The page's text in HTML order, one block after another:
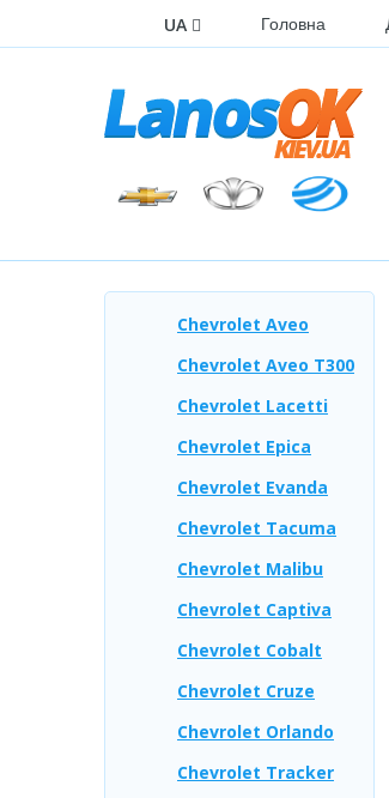
UA Головна
Chevrolet Aveo
Chevrolet Aveo T300
Chevrolet Lacetti
Chevrolet Epica
Chevrolet Evanda
Chevrolet Tacuma
Chevrolet Malibu
Chevrolet Captiva
Chevrolet Cobalt
Chevrolet Cruze
Chevrolet Orlando
Chevrolet Tracker